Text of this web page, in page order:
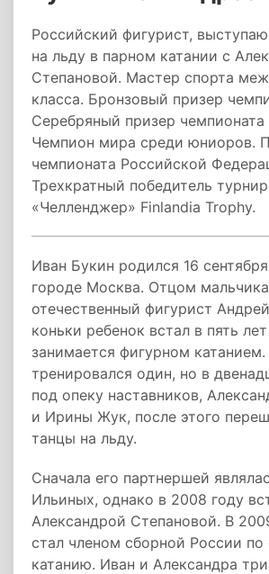
Российский фигурист,
на льду в парном катании с
Степановой. Мастер спорта
класса. Бронзовый призер
Серебряный призер
Чемпион мира среди юниоров.
чемпионата Российской
Трехкратный победитель
«Челленджер» Finlandia Trophy.
Иван Букин родился 16
городе Москва. Отцом
отечественный фигурист
коньки ребенок встал в пять
занимается фигурном
тренировался один, но в
под опеку наставников,
и Ирины Жук, после этого
танцы на льду.
Сначала его партнершей
Ильиных, однако в 2008 году
Александрой Степановой. В
стал членом сборной России
катанию. Иван и Александра